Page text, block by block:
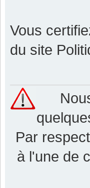
Vous
du site
Par
à l'une de